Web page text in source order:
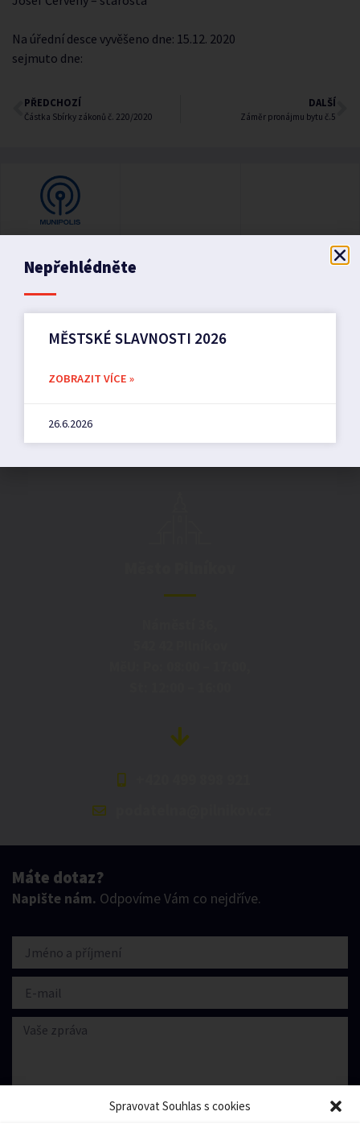
Spravovat Souhlas s cookies
Na úřední desce vyvěšeno dne: 15.12. 2020
sejmuto dne:
PŘEDCHOZÍ
Částka Sbírky zákonů č. 220/2020
DALŠÍ
Záměr pronájmu bytu č.5
Máte dotaz?
Napište nám. Odpovíme Vám co nejdříve.
Nepřehlédněte
MĚSTSKÉ SLAVNOSTI 2026
ZOBRAZIT VÍCE »
26.6.2026